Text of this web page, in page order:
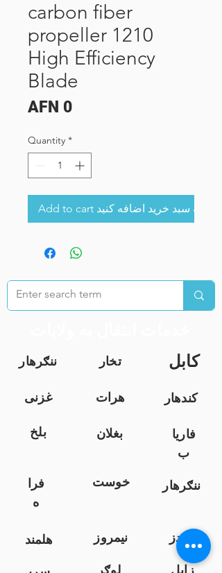
carbon fiber
propeller 1210
High Efficiency
Blade
AFN 0Price
Quantity *
Add to cart به سبد خرید اضافه کنید
ننګرهار تخار کابل
غزنی هرات
کندهار
بلخ
بغلان
فاریا
ب
فرا
ه
خوست ننګرهار
هلمند نیمروز
کندز